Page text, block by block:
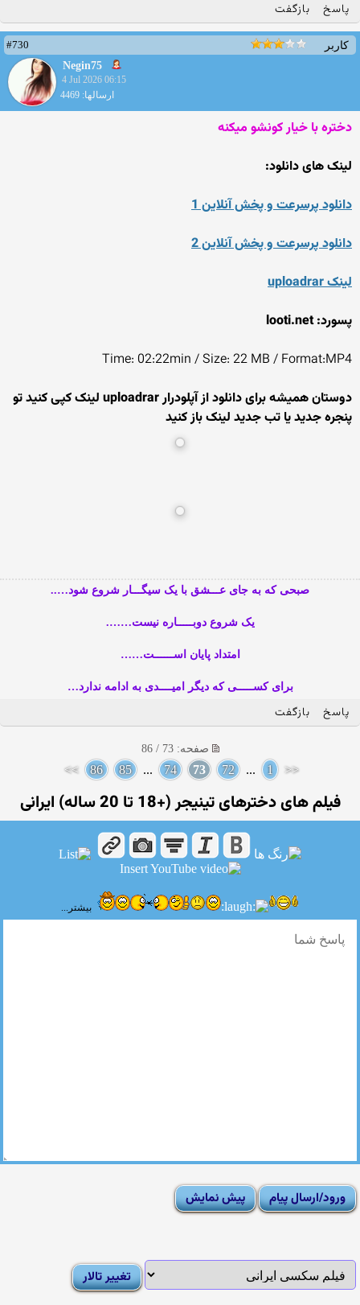
پاسخ بازگفت
کاربر
#730
Negin75
4 Jul 2026 06:15
ارسالها: 4469
دختره با خیار کونشو میکنه
لینک های دانلود:
دانلود پرسرعت و پخش آنلاین 1
دانلود پرسرعت و پخش آنلاین 2
لینک uploadrar
پسورد: looti.net
Time: 02:22min / Size: 22 MB / Format:MP4
دوستان همیشه برای دانلود از آپلودرار uploadrar لینک کپی کنید تو
پنجره جدید یا تب جدید لینک باز کنید
صبحی که به جای عـــشق با یک سیگـــار شروع شود…..
یک شروع دوبـــــاره نیست…….
امتداد پایان اســــــت……
برای کســـــی که دیگر امیــــدی به ادامه ندارد…
پاسخ بازگفت
صفحه: 73 / 86
<<
1
...
72
73
74
...
85
86
>>
فیلم های دخترهای تینیجر (+18 تا 20 ساله) ایرانی
بیشتر...